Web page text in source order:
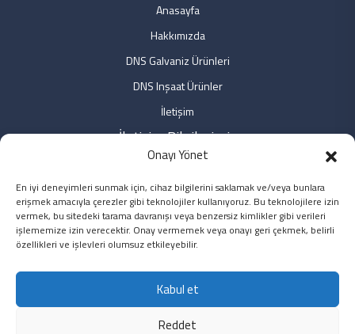
Onayı Yönet
En iyi deneyimleri sunmak için, cihaz bilgilerini saklamak ve/veya bunlara
erişmek amacıyla çerezler gibi teknolojiler kullanıyoruz. Bu teknolojilere izin
vermek, bu sitedeki tarama davranışı veya benzersiz kimlikler gibi verileri
işlememize izin verecektir. Onay vermemek veya onayı geri çekmek, belirli
özellikleri ve işlevleri olumsuz etkileyebilir.
Kabul et
Reddet
Anasayfa
Hakkımızda
DNS Galvaniz Ürünleri
DNS Inşaat Ürünler
İletişim
İletişim Bilgilerimiz
Fabrika: Fabrika: Özdemir Mah. No: 9 Bağlar/DİYARBAKIR
Ofis: Özdemir Mah. No: 3/2 Bağlar/DİYARBAKIR
Ofis: Yeni Sahra Mah. No: 2 Ataşehir/İSTANBUL
0850 5496251 / 0412 2247236
Pzt. - Cmt. 8:00 - 19:00